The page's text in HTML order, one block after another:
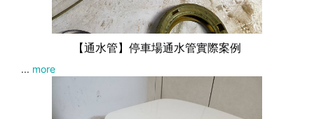
【通水管】停車場通水管實際案例
... more